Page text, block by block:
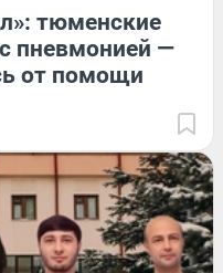
тюменские
пневмонией —
от помощи